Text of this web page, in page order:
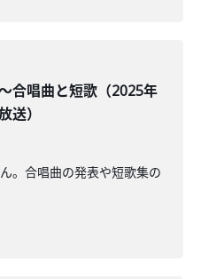
合唱曲と短歌（2025年
送）
。合唱曲の発表や短歌集の